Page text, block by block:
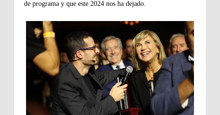
de programa y que este 2024 nos ha dejado.